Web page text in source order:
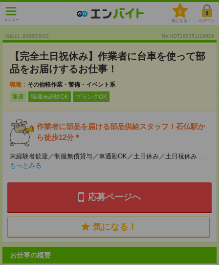
メニュー
0
気になる！ ログイン
掲載日 :2026/08/02 No.HOT260351110016
【完全土日祝休み】作業者に台車を使って部
品をお届けするお仕事！
職種： その他軽作業・警備・イベント系
派遣
職種未経験OK ブランクOK
作業者に部品を届ける部品供給スタッフ！石仏駅か
ら徒歩12分＊
未経験者歓迎／制服無償貸与／車通勤OK／土日休み／土日祝休み ...
もっとみる
応募ページへ
気になる！
お仕事の概要